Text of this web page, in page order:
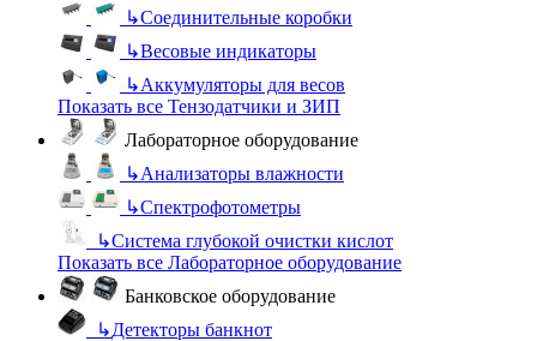
↳Соединительные коробки
↳Весовые индикаторы
↳Аккумуляторы для весов
Показать все Тензодатчики и ЗИП
Лабораторное оборудование
↳Анализаторы влажности
↳Спектрофотометры
↳Система глубокой очистки кислот
Показать все Лабораторное оборудование
Банковское оборудование
↳Детекторы банкнот